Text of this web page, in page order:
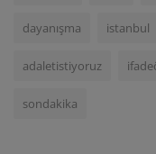
dayanışma istanbul
adaletistiyoruz
sondakika